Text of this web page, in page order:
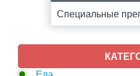
Специальные